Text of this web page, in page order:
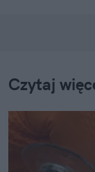
Czytaj